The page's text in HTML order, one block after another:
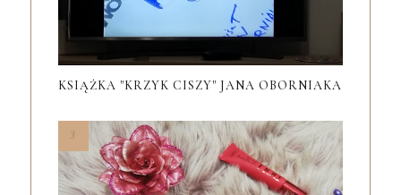
KSIĄŻKA "KRZYK CISZY" JANA OBORNIAKA